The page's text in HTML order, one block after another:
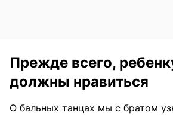
Прежде всего,
должны нравиться
О бальных танцах мы с братом